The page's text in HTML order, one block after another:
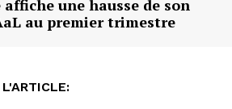
affiche une hausse de son
au premier trimestre
L'ARTICLE: